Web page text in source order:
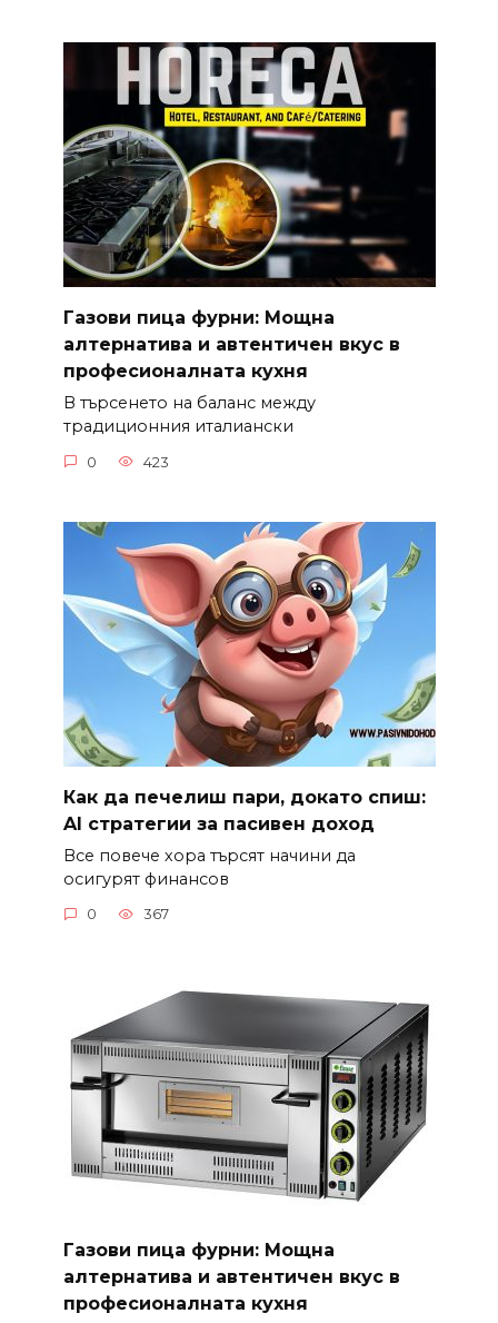
Газови пица фурни: Мощна
алтернатива и автентичен вкус в
професионалната кухня
В търсенето на баланс между
традиционния италиански
0 423
Как да печелиш пари, докато спиш:
AI стратегии за пасивен доход
Все повече хора търсят начини да
осигурят финансов
0 367
Газови пица фурни: Мощна
алтернатива и автентичен вкус в
професионалната кухня